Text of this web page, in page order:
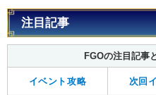
注目記事
FGOの注目記事
イベント攻略 次回